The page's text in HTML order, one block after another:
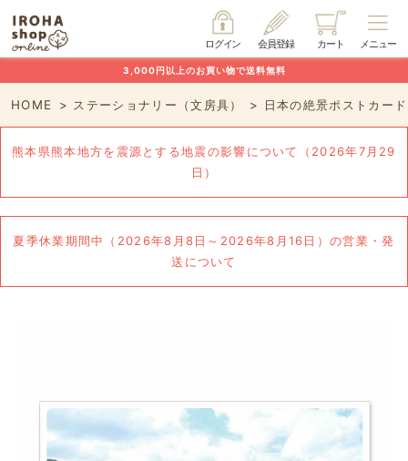
メニュー
カート
会員登録
ログイン
3,000円以上のお買い物で送料無料
HOME ステーショナリー（文房具） 日本の絶景ポストカー
熊本県熊本地方を震源とする地震の影響について（2026年7月29
日）
夏季休業期間中（2026年8月8日～2026年8月16日）の営業・発
送について